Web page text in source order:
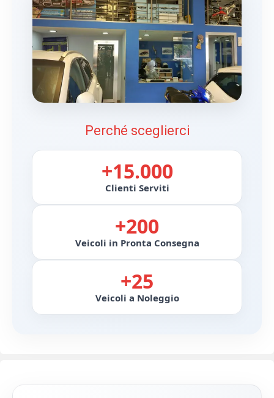
Perché sceglierci
+15.000
Clienti Serviti
+200
Veicoli in Pronta Consegna
+25
Veicoli a Noleggio